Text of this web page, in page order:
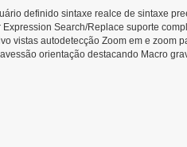
definido sintaxe realce de sintaxe
Search/Replace suporte
vistas autodetecção Zoom em e zoom
orientação destacando Macro